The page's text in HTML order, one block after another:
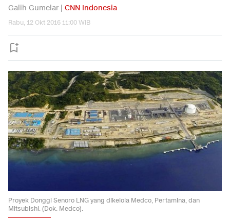
Galih Gumelar | CNN Indonesia
Rabu, 12 Okt 2016 11:00 WIB
Proyek Donggi Senoro LNG yang dikelola Medco, Pertamina, dan
Mitsubishi. (Dok. Medco).